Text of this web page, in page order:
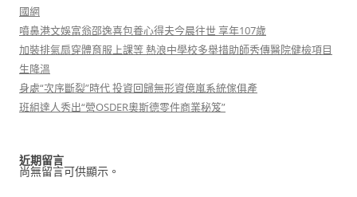
國網
噴鼻港文娛富翁邵逸喜包養心得夫今晨往世 享年107歲
加裝排氣扇穿體育服上課等 熱浪中學校多舉措助師秀傳醫院健檢項目
生降溫
身處“次序斷裂”時代 投資回歸無形資億嵐系統傢俱產
班組達人秀出“營OSDER奧斯德零件商業秘笈”
近期留言
尚無留言可供顯示。